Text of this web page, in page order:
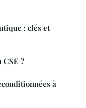
: clés et
?
à